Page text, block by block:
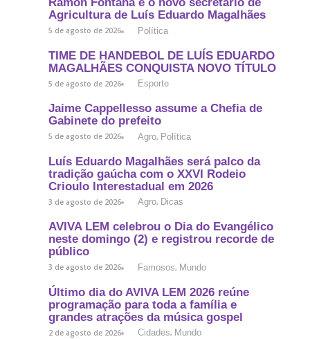
Agricultura de Luís Eduardo Magalhães
5 de agosto de 2026 Política
TIME DE HANDEBOL DE LUÍS EDUARDO
MAGALHÃES CONQUISTA NOVO TÍTULO
5 de agosto de 2026 Esporte
Jaime Cappellesso assume a Chefia de
Gabinete do prefeito
5 de agosto de 2026 Agro, Política
Luís Eduardo Magalhães será palco da
tradição gaúcha com o XXVI Rodeio
Crioulo Interestadual em 2026
3 de agosto de 2026 Agro, Dicas
AVIVA LEM celebrou o Dia do Evangélico
neste domingo (2) e registrou recorde de
público
3 de agosto de 2026 Famosos, Mundo
Último dia do AVIVA LEM 2026 reúne
programação para toda a família e
grandes atrações da música gospel
2 de agosto de 2026 Cidades, Mundo